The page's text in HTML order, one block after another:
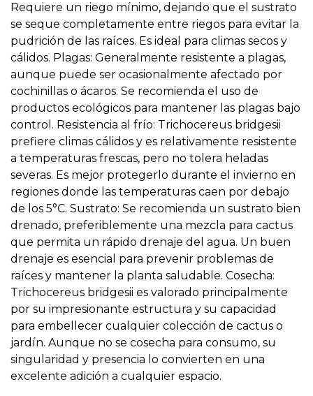
Requiere un riego mínimo, dejando que el sustrato
se seque completamente entre riegos para evitar la
pudrición de las raíces. Es ideal para climas secos y
cálidos. Plagas: Generalmente resistente a plagas,
aunque puede ser ocasionalmente afectado por
cochinillas o ácaros. Se recomienda el uso de
productos ecológicos para mantener las plagas bajo
control. Resistencia al frío: Trichocereus bridgesii
prefiere climas cálidos y es relativamente resistente
a temperaturas frescas, pero no tolera heladas
severas. Es mejor protegerlo durante el invierno en
regiones donde las temperaturas caen por debajo
de los 5°C. Sustrato: Se recomienda un sustrato bien
drenado, preferiblemente una mezcla para cactus
que permita un rápido drenaje del agua. Un buen
drenaje es esencial para prevenir problemas de
raíces y mantener la planta saludable. Cosecha:
Trichocereus bridgesii es valorado principalmente
por su impresionante estructura y su capacidad
para embellecer cualquier colección de cactus o
jardín. Aunque no se cosecha para consumo, su
singularidad y presencia lo convierten en una
excelente adición a cualquier espacio.